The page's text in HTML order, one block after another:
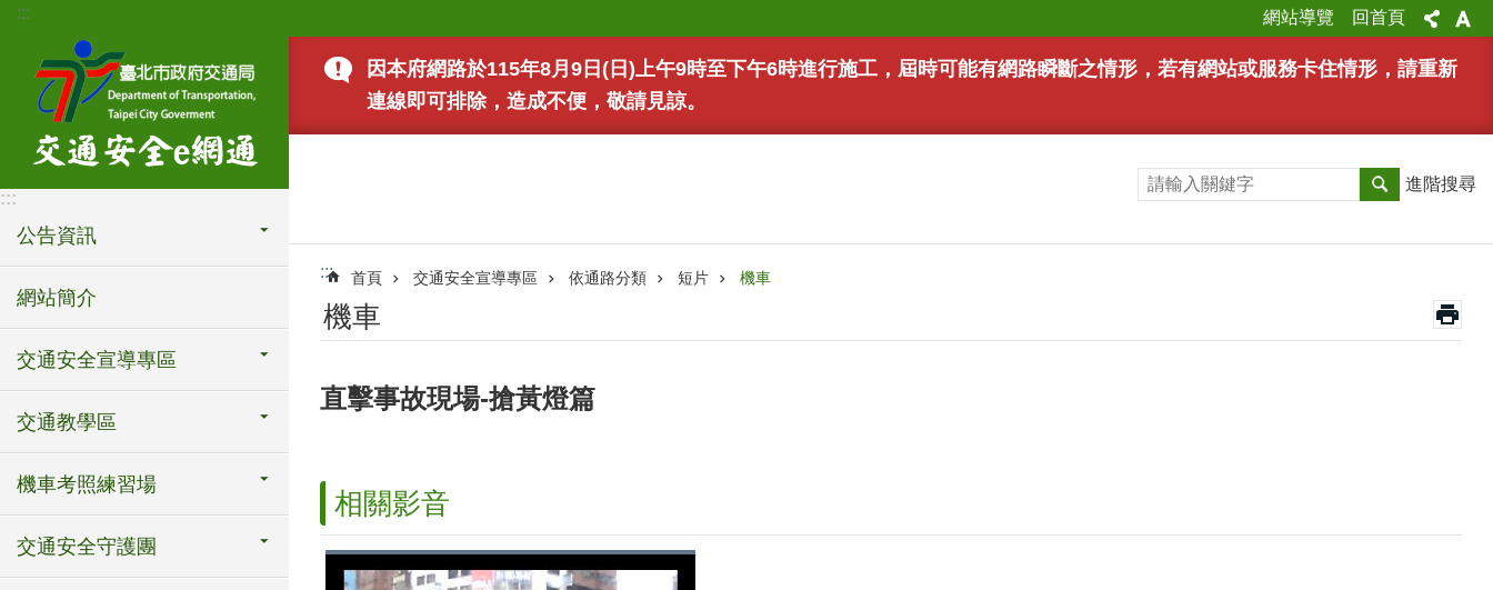
跳到主要內容區塊
::: 網站導覽 回首頁
:::
公告資訊
網站簡介
交通安全宣導專區
交通教學區
機車考照練習場
交通安全守護團
因本府網路於115年8月9日(日)上午9時至下午6時進行施工，屆時可能有網路瞬斷之情形，若有網站或服務卡住情形，請重新
連線即可排除，造成不便，敬請見諒。
進階搜尋
::: 首頁 交通安全宣導專區 依通路分類 短片 機車
機車
直擊事故現場-搶黃燈篇
相關影音